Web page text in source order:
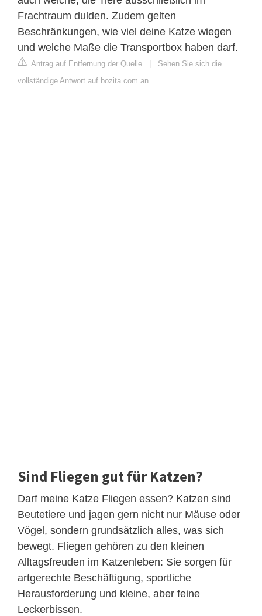
Frachtraum dulden. Zudem gelten
Beschränkungen, wie viel deine Katze wiegen
und welche Maße die Transportbox haben darf.
Antrag auf Entfernung der Quelle | Sehen Sie sich die
vollständige Antwort auf bozita.com an
Sind Fliegen gut für Katzen?
Darf meine Katze Fliegen essen? Katzen sind
Beutetiere und jagen gern nicht nur Mäuse oder
Vögel, sondern grundsätzlich alles, was sich
bewegt. Fliegen gehören zu den kleinen
Alltagsfreuden im Katzenleben: Sie sorgen für
artgerechte Beschäftigung, sportliche
Herausforderung und kleine, aber feine
Leckerbissen.